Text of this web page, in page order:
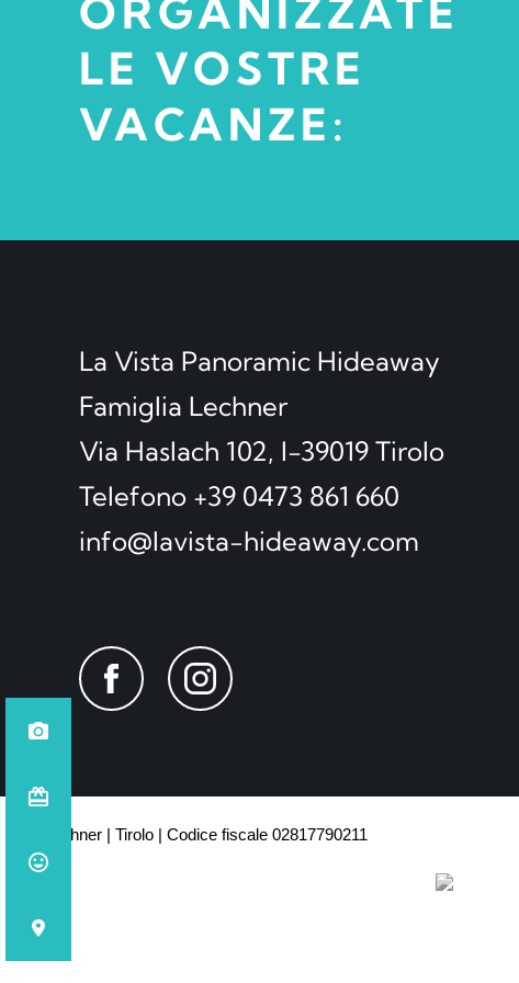
ORGANIZZATE
LE VOSTRE
VACANZE:
La Vista Panoramic Hideaway
Famiglia Lechner
Via Haslach 102, I-39019 Tirolo
Telefono +39 0473 861 660
info@lavista-hideaway.com
© Lechner Tirolo Codice fiscale 02817790211